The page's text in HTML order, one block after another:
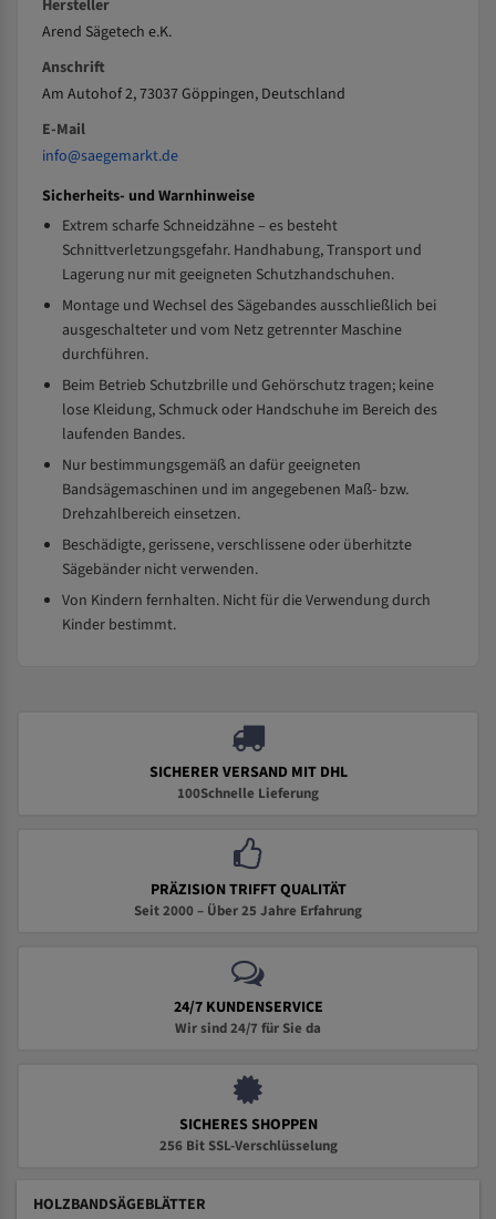
Hersteller
Arend Sägetech e.K.
Anschrift
Am Autohof 2, 73037 Göppingen, Deutschland
E-Mail
info@saegemarkt.de
Sicherheits- und Warnhinweise
Extrem scharfe Schneidzähne – es besteht
Schnittverletzungsgefahr. Handhabung, Transport und
Lagerung nur mit geeigneten Schutzhandschuhen.
Montage und Wechsel des Sägebandes ausschließlich bei
ausgeschalteter und vom Netz getrennter Maschine
durchführen.
Beim Betrieb Schutzbrille und Gehörschutz tragen; keine
lose Kleidung, Schmuck oder Handschuhe im Bereich des
laufenden Bandes.
Nur bestimmungsgemäß an dafür geeigneten
Bandsägemaschinen und im angegebenen Maß- bzw.
Drehzahlbereich einsetzen.
Beschädigte, gerissene, verschlissene oder überhitzte
Sägebänder nicht verwenden.
Von Kindern fernhalten. Nicht für die Verwendung durch
Kinder bestimmt.
SICHERER VERSAND MIT DHL
100Schnelle Lieferung
PRÄZISION TRIFFT QUALITÄT
Seit 2000 – Über 25 Jahre Erfahrung
24/7 KUNDENSERVICE
Wir sind 24/7 für Sie da
SICHERES SHOPPEN
256 Bit SSL-Verschlüsselung
HOLZBANDSÄGEBLÄTTER